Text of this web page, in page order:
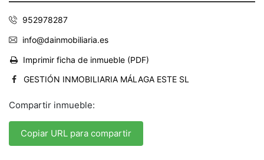
952978287
info@dainmobiliaria.es
Imprimir ficha de inmueble (PDF)
GESTIÓN INMOBILIARIA MÁLAGA ESTE SL
Compartir inmueble:
Copiar URL para compartir